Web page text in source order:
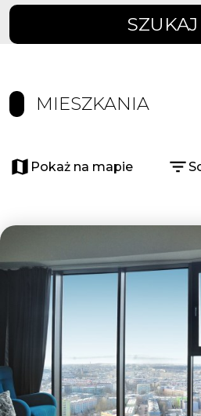
SZUKAJ
MIESZKANIA
Pokaż na mapie